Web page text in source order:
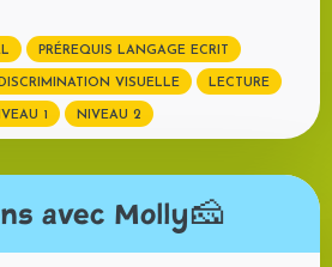
PRÉREQUIS LANGAGE ECRIT
VISUELLE LECTURE
1 NIVEAU 2
avec Molly🧀